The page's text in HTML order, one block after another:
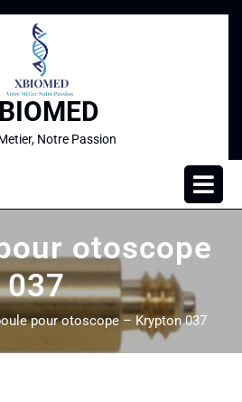
Notre Passion
otoscope
037
pour otoscope – Krypton 037